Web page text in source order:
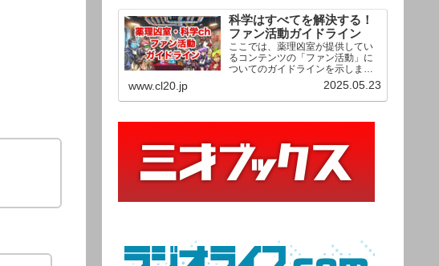
科学はすべてを解決する！
ファン活動ガイドライン
ここでは、薬理凶室が提供してい
るコンテンツの「ファン活動」に
ついてのガイドラインを示しま
す。ご利用の場合は当ガイドライ
ンを遵守して頂けますよう、よろ
しくお願い申し上げます。
www.cl20.jp 2025.05.23